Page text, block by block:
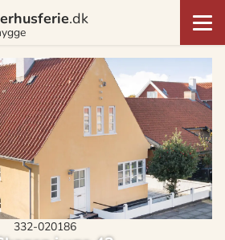
.dk
332-020186